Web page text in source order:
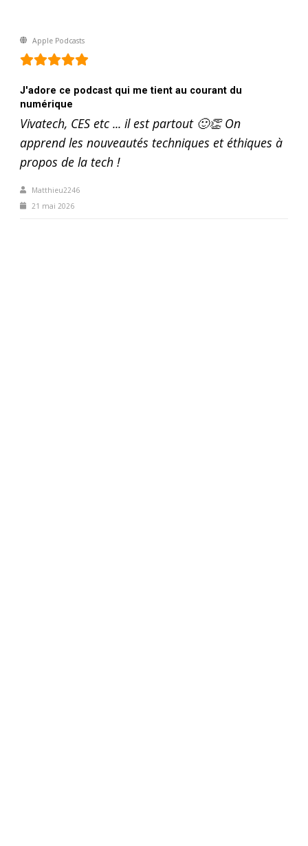
Apple Podcasts
J'adore ce podcast qui me tient au courant du
numérique
Vivatech, CES etc ... il est partout 🙂👏 On
apprend les nouveautés techniques et éthiques à
propos de la tech !
Matthieu2246
21 mai 2026